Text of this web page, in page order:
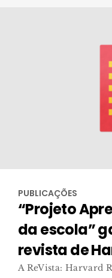
PUBLICAÇÕES
“Projeto
da escola”
revista de
A ReVista: Harvard